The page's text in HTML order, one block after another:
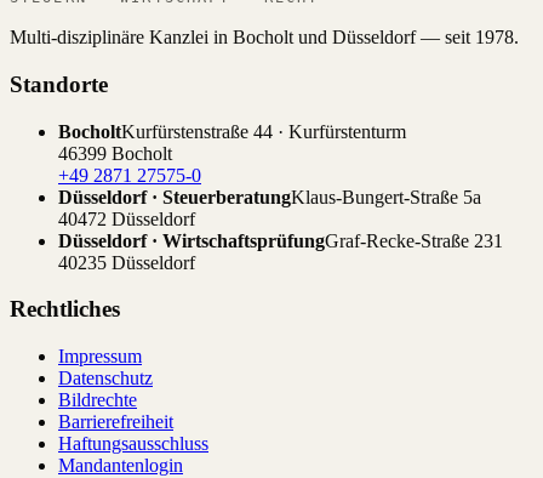
Multi-disziplinäre Kanzlei in Bocholt und Düsseldorf — seit 1978.
Standorte
BocholtKurfürstenstraße 44 · Kurfürstenturm
46399 Bocholt
+49 2871 27575-0
Düsseldorf · SteuerberatungKlaus-Bungert-Straße 5a
40472 Düsseldorf
Düsseldorf · WirtschaftsprüfungGraf-Recke-Straße 231
40235 Düsseldorf
Rechtliches
Impressum
Datenschutz
Bildrechte
Barrierefreiheit
Haftungsausschluss
Mandantenlogin